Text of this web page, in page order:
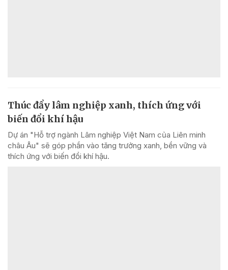
Thúc đẩy lâm nghiệp xanh, thích ứng với
biến đổi khí hậu
Dự án "Hỗ trợ ngành Lâm nghiệp Việt Nam của Liên minh
châu Âu" sẽ góp phần vào tăng trưởng xanh, bền vững và
thích ứng với biến đổi khí hậu.